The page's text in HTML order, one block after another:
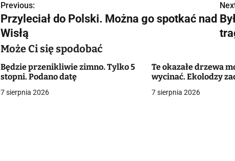
N
a
w
i
g
Previous:
Przyleciał do Polski. Można go spotkać nad
Wisłą
Może Ci się spodobać
Będzie przenikliwie zimno. Tylko 5
stopni. Podano datę
7 sierpnia 2026
Te okazałe drzewa
wycinać. Ekolodzy
7 sierpnia 2026